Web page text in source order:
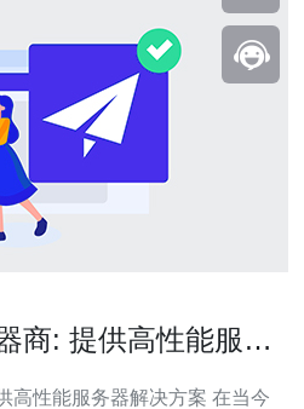
商: 提供高性能服务
能服务器解决方案 在当今